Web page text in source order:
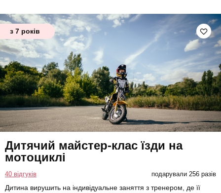
з 7 років
Дитячий майстер-клас їзди на
мотоциклі
40 відгуків подарували 256 разів
Дитина вирушить на індивідуальне заняття з тренером, де її